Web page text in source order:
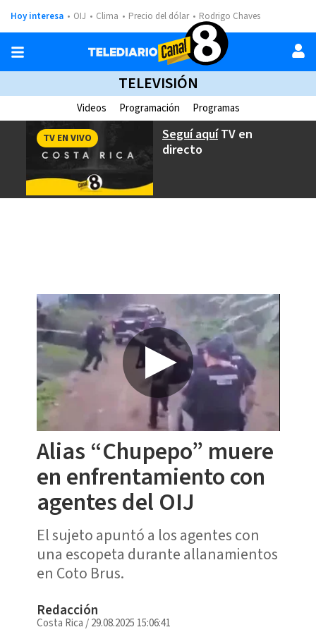
Hoy interesa OIJ Clima Precio del dólar Rodrigo Chaves
TELEVISIÓN
Videos Programación Programas
Seguí aquíTV en
directo
TV EN VIVO
Alias “Chupepo” muere
en enfrentamiento con
agentes del OIJ
El sujeto apuntó a los agentes con
una escopeta durante allanamientos
en Coto Brus.
Redacción
Costa Rica /29.08.2025 15:06:41